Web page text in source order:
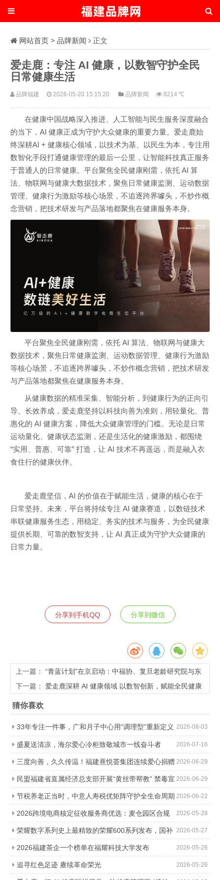
网站首页 > 品牌新闻 正文
爱走鹿：专注 AI 健康，以数智守护全民
日常健康生活
品牌福建 2026-05-20 15:15:20 品牌新闻 8214 ℃
在健康中国战略深入推进、人工智能与民生服务深度融合
的当下，AI 健康正成为守护大众健康的重要力量。爱走鹿始
终深耕AI + 健康核心领域，以技术为基、以民生为本，专注用
数智化手段打通健康管理的最后一公里，让智能科技真正服务
于普通人的日常健康。 平台聚焦全民健康刚需，依托 AI 算
法、物联网与健康大数据技术，聚焦日常健康监测、运动数据
管理、健康行为激励等核心场景，不追逐跨界噱头，不炒作概
念营销，把技术研发与产品落地都聚焦在健康服务本身。
平台聚焦全民健康刚需，依托 AI 算法、物联网与健康大
数据技术，聚焦日常健康监测、运动数据管理、健康行为激励
等核心场景，不追逐跨界噱头，不炒作概念营销，把技术研发
与产品落地都聚焦在健康服务本身。
从健康数据的精准采集、智能分析，到健康行为的正向引
导、长效养成，爱走鹿坚持以科技向善为准则，用轻量化、普
惠化的 AI 健康方案，降低大众健康管理的门槛。无论是日常
运动量化、健康状态监测，还是生活化的健康激励，都围绕
“实用、普惠、可靠” 打造，让 AI 技术不再遥远，而是融入衣
食住行的健康伙伴。
爱走鹿坚信，AI 的价值在于赋能生活，健康的核心在于
日常坚持。未来，平台将持续专注 AI 健康赛道，以数链技术
串联健康服务生态，用稳定、务实的技术与服务，为全民健康
提供长期、可靠的数智支持，让 AI 真正成为守护大众健康的
日常力量。
分享到手机QQ 分享到微信
上一篇： “青蓝计划”在京启动：中福协、复旦老龄研究院与东
软睿新共筑中国养老“希望工程”
下一篇： 爱走鹿深耕 AI 健康领域 以数智创新，赋能全民健康
猜你喜欢
2026-08-03
33年专注一件事，广和月子中心用“调理型”重新定义
科学坐月子 2026-07-16
盛夏送清凉，海尔爱心冷柜致敬城市一线奋斗者
2026-06-29
三度向善，久久传温！福建熹悦荟集团连续爱心捐赠
助力金秋助学 2026-06-29
民盟福建省直属经济总支部开展“黄丝带帮教” 禁毒宣
传进社区活动 2026-06-22
节税养老正当时，中意人寿税优矩阵守护全生命周期
2026-05-28
2026跨境电商核定征收服务商优选：麦仓园区合规
降负，轻松降本增效 2026-05-27
荣耀数字系列史上最精致的荣耀600系列发布，国补
价2294.15元起 2026-05-26
2026福建茶企一个榜单在福耀科技大学发布
2026-05-26
追寻红色足迹 赓续革命荣光